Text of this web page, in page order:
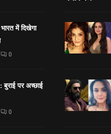
में दिखेगा
0
पर अच्छाई
0